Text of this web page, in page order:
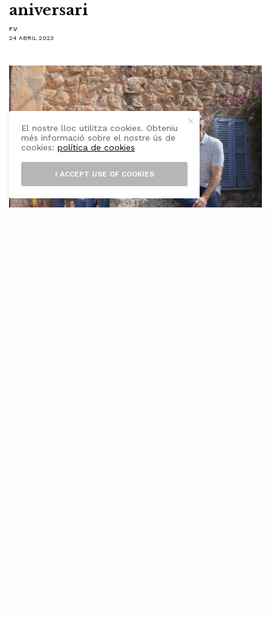
aniversari
F.V.
24 ABRIL 2023
El nostre lloc utilitza cookies. Obteniu
més informació sobre el nostre ús de
cookies:política de cookies
I ACCEPT USE OF COOKIES